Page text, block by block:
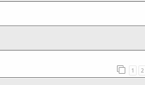
1 2